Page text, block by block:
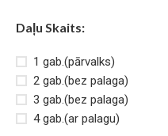
Daļu Skaits:
1 gab.(pārvalks)
2 gab.(bez palaga)
3 gab.(bez palaga)
4 gab.(ar palagu)